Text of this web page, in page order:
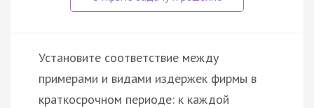
Установите соответствие между
примерами и видами издержек фирмы в
краткосрочном периоде: к каждой